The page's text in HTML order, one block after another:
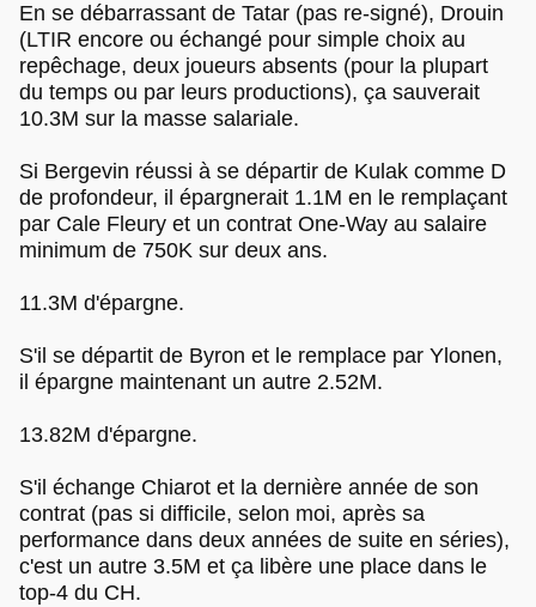
En se débarrassant de Tatar (pas re-signé), Drouin
(LTIR encore ou échangé pour simple choix au
repêchage, deux joueurs absents (pour la plupart
du temps ou par leurs productions), ça sauverait
10.3M sur la masse salariale.
Si Bergevin réussi à se départir de Kulak comme D
de profondeur, il épargnerait 1.1M en le remplaçant
par Cale Fleury et un contrat One-Way au salaire
minimum de 750K sur deux ans.
11.3M d'épargne.
S'il se départit de Byron et le remplace par Ylonen,
il épargne maintenant un autre 2.52M.
13.82M d'épargne.
S'il échange Chiarot et la dernière année de son
contrat (pas si difficile, selon moi, après sa
performance dans deux années de suite en séries),
c'est un autre 3.5M et ça libère une place dans le
top-4 du CH.